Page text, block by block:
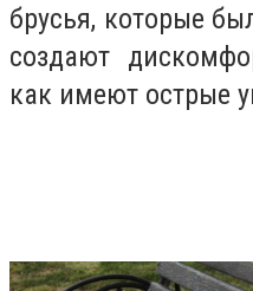
брусья, которые
создают
как имеют острые